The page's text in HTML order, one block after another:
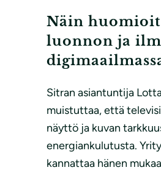
Näin huomioit
luonnon ja
Sitran asiantuntija
muistuttaa, että
näyttö ja kuvan
energiankulutusta.
kannattaa hänen